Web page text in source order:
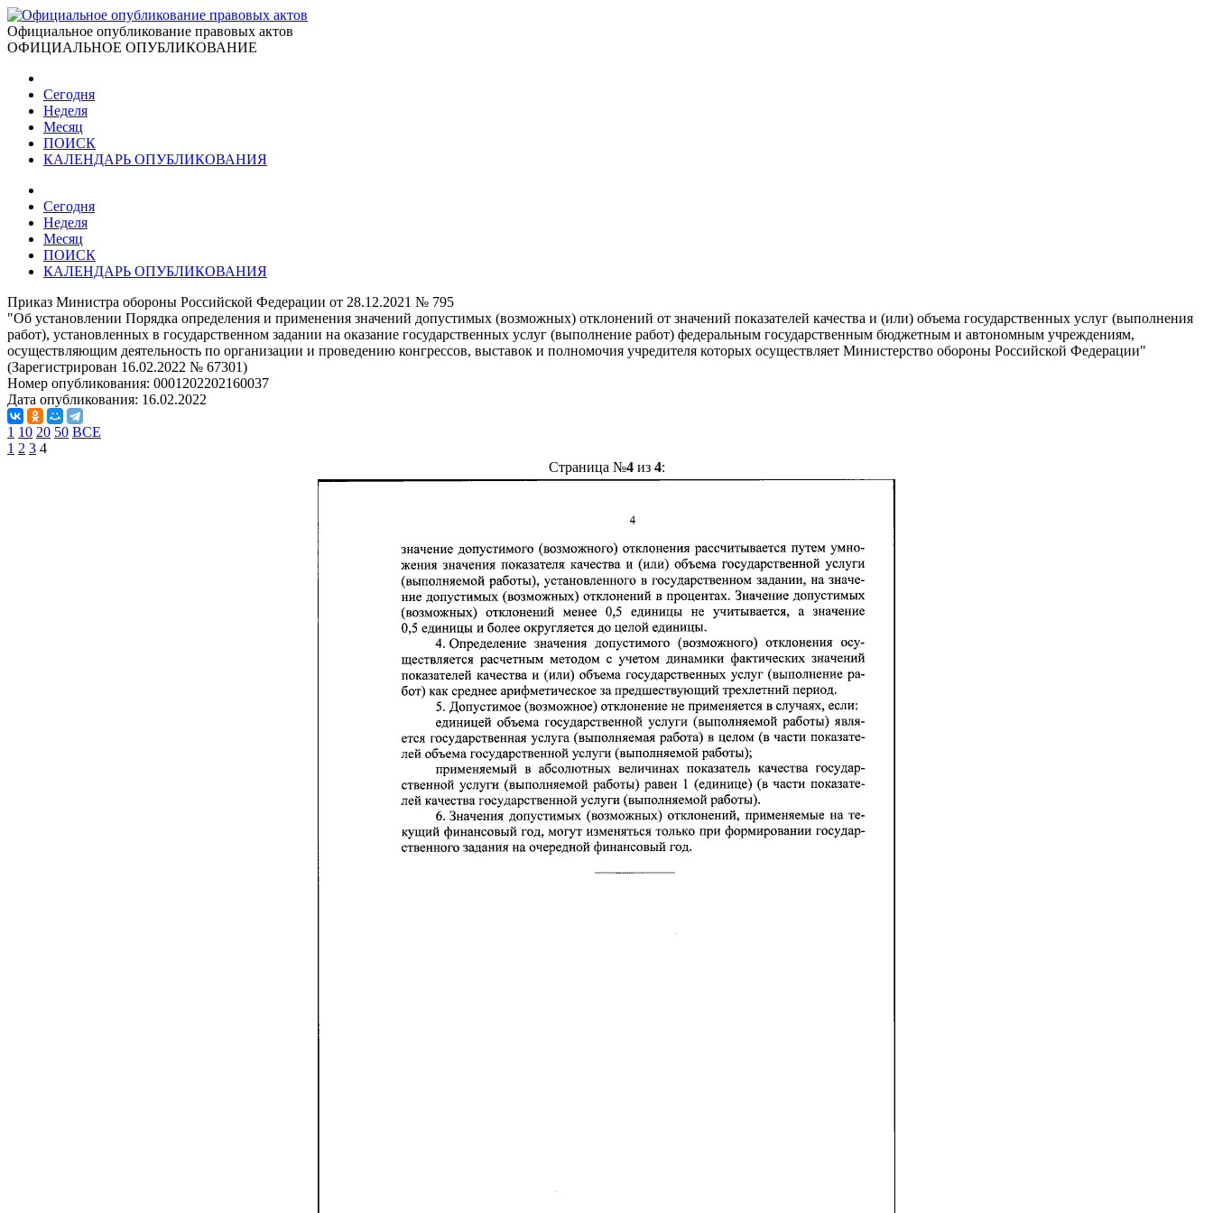
Официальное опубликование правовых актов
ОФИЦИАЛЬНОЕ ОПУБЛИКОВАНИЕ
Сегодня
Неделя
Месяц
ПОИСК
КАЛЕНДАРЬ ОПУБЛИКОВАНИЯ
Сегодня
Неделя
Месяц
ПОИСК
КАЛЕНДАРЬ ОПУБЛИКОВАНИЯ
Приказ Министра обороны Российской Федерации от 28.12.2021 № 795
"Об установлении Порядка определения и применения значений допустимых (возможных) отклонений от значений показателей качества и (или) объема государственных услуг (выполнения
работ), установленных в государственном задании на оказание государственных услуг (выполнение работ) федеральным государственным бюджетным и автономным учреждениям,
осуществляющим деятельность по организации и проведению конгрессов, выставок и полномочия учредителя которых осуществляет Министерство обороны Российской Федерации"
(Зарегистрирован 16.02.2022 № 67301)
Номер опубликования: 0001202202160037
Дата опубликования: 16.02.2022
1 10 20 50 ВСЕ
1 2 3 4
Страница №4из 4: